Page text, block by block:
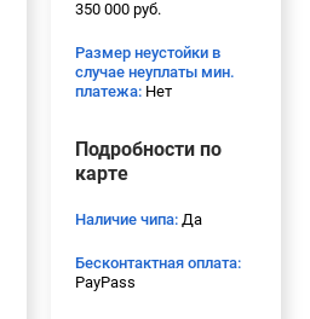
350 000 руб.
Размер неустойки в
случае неуплаты мин.
платежа: Нет
Подробности по
карте
Наличие чипа: Да
Бесконтактная оплата:
PayPass